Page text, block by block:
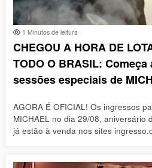
1 Minutos de leitura
CHEGOU A HORA DE
TODO O BRASIL:
sessões especiais de
AGORA É OFICIAL! Os ingressos
MICHAEL no dia 29/08, aniversário
já estão à venda nos sites